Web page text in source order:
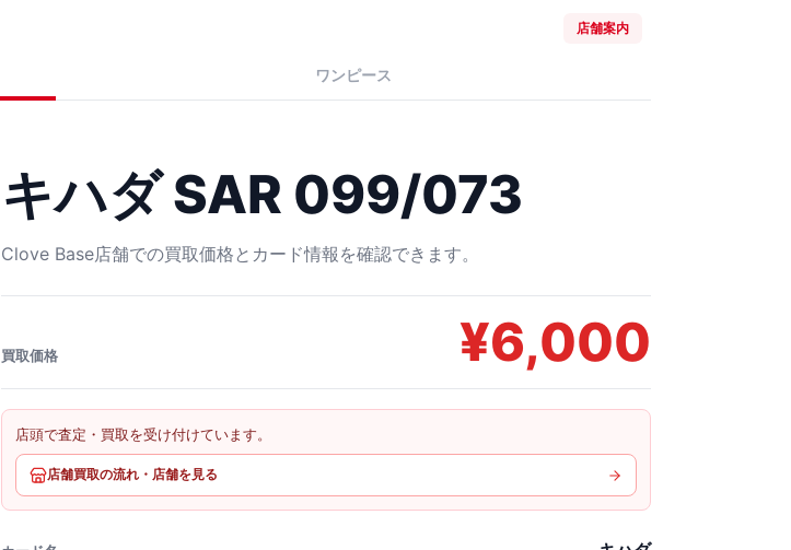
店舗案内
ワンピース
キハダ SAR 099/073
Clove Base店舗での買取価格とカード情報を確認できます。
買取価格 ¥6,000
店頭で査定・買取を受け付けています。
店舗買取の流れ・店舗を見る